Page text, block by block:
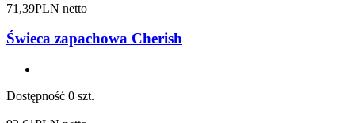
71,39PLN netto
Świeca zapachowa Cherish
Dostępność 0 szt.